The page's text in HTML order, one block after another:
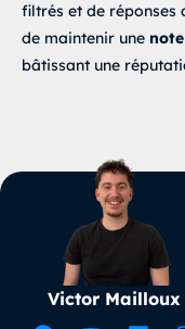
filtrés et de réponses
de maintenir une
bâtissant une
Victor Mailloux